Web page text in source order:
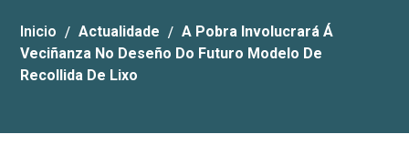
Inicio Actualidade
A Pobra Involucrará Á
Veciñanza No Deseño Do Futuro Modelo De
Recollida De Lixo